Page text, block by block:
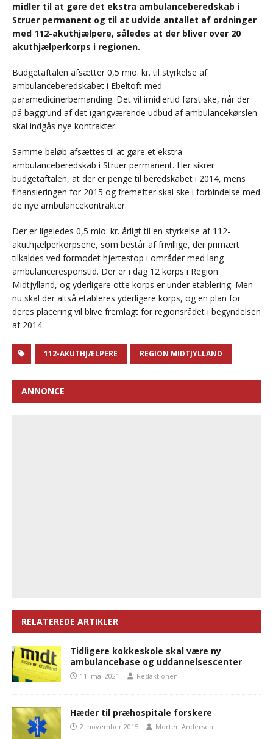
midler til at gøre det ekstra ambulanceberedskab i
Struer permanent og til at udvide antallet af ordninger
med 112-akuthjælpere, således at der bliver over 20
akuthjælperkorps i regionen.
Budgetaftalen afsætter 0,5 mio. kr. til styrkelse af
ambulanceberedskabet i Ebeltoft med
paramedicinerbemanding. Det vil imidlertid først ske, når der
på baggrund af det igangværende udbud af ambulancekørslen
skal indgås nye kontrakter.
Samme beløb afsættes til at gøre et ekstra
ambulanceberedskab i Struer permanent. Her sikrer
budgetaftalen, at der er penge til beredskabet i 2014, mens
finansieringen for 2015 og fremefter skal ske i forbindelse med
de nye ambulancekontrakter.
Der er ligeledes 0,5 mio. kr. årligt til en styrkelse af 112-
akuthjælperkorpsene, som består af frivillige, der primært
tilkaldes ved formodet hjertestop i områder med lang
ambulanceresponstid. Der er i dag 12 korps i Region
Midtjylland, og yderligere otte korps er under etablering. Men
nu skal der altså etableres yderligere korps, og en plan for
deres placering vil blive fremlagt for regionsrådet i begyndelsen
af 2014.
112-AKUTHJÆLPERE REGION MIDTJYLLAND
ANNONCE
RELATEREDE ARTIKLER
Tidligere kokkeskole skal være ny
ambulancebase og uddannelsescenter
11. maj 2021 Redaktionen
Hæder til præhospitale forskere
2. november 2015 Morten Andersen